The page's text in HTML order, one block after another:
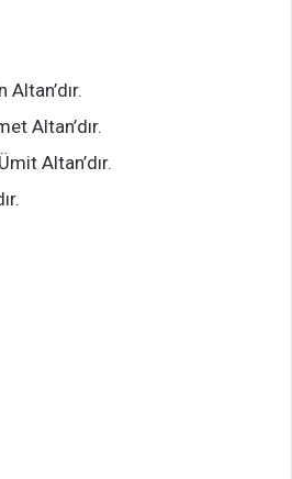
Altan’dır.
Altan’dır.
Altan’dır.